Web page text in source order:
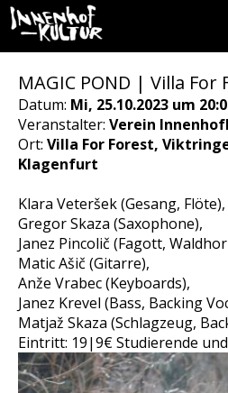
MAGIC POND | Villa For
Datum: Mi, 25.10.2023 um
Veranstalter: Verein
Ort: Villa For Forest,
Klagenfurt
Klara Veteršek (Gesang, Flöte),
Gregor Skaza (Saxophone),
Janez Pincolič (Fagott,
Matic Ašič (Gitarre),
Anže Vrabec (Keyboards),
Janez Krevel (Bass, Backing
Matjaž Skaza (Schlagzeug,
Eintritt: 19|9€ Studierende